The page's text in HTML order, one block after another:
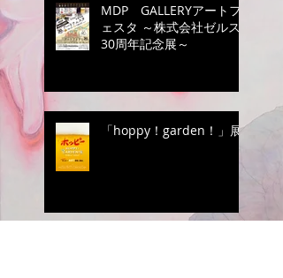
MDP GALLERYアートフ
ェスタ ～株式会社ゼルス
30周年記念展～
「hoppy！garden！」展